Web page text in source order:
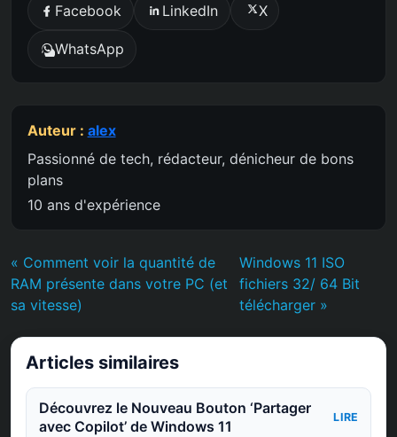
Facebook LinkedIn X
WhatsApp
Auteur : alex
Passionné de tech, rédacteur, dénicheur de bons
plans
10 ans d'expérience
« Comment voir la quantité de
RAM présente dans votre PC (et
sa vitesse)
Windows 11 ISO
fichiers 32/ 64 Bit
télécharger »
Articles similaires
Découvrez le Nouveau Bouton ‘Partager
avec Copilot’ de Windows 11
LIRE